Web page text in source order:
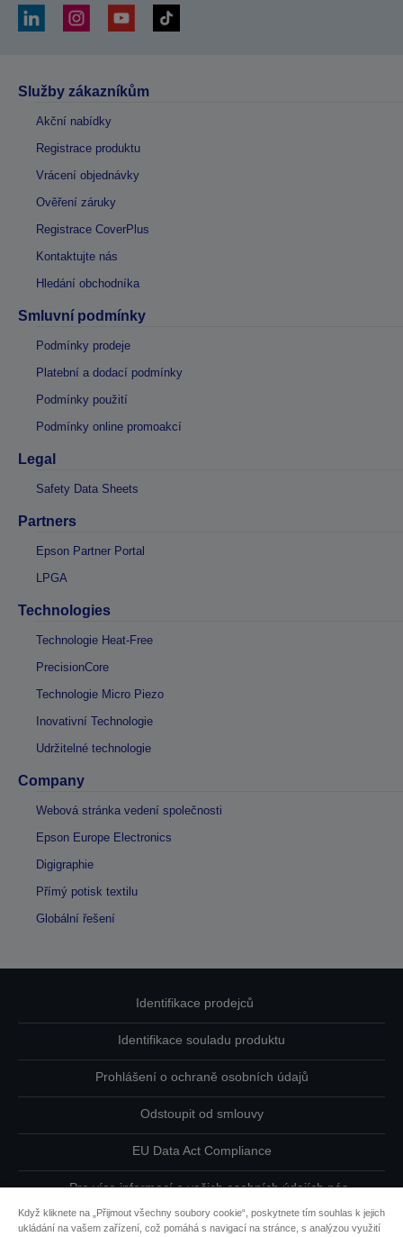
Služby zákazníkům
Akční nabídky
Registrace produktu
Vrácení objednávky
Ověření záruky
Registrace CoverPlus
Kontaktujte nás
Hledání obchodníka
Smluvní podmínky
Podmínky prodeje
Platební a dodací podmínky
Podmínky použití
Podmínky online promoakcí
Legal
Safety Data Sheets
Partners
Epson Partner Portal
LPGA
Technologies
Technologie Heat-Free
PrecisionCore
Technologie Micro Piezo
Inovativní Technologie
Udržitelné technologie
Company
Webová stránka vedení společnosti
Epson Europe Electronics
Digigraphie
Přímý potisk textilu
Globální řešení
Identifikace prodejců
Identifikace souladu produktu
Prohlášení o ochraně osobních údajů
Odstoupit od smlouvy
EU Data Act Compliance
Pro více informací o vašich osobních údajích nás
Když kliknete na „Přijmout všechny soubory cookie“, poskytnete tím souhlas k jejich
ukládání na vašem zařízení, což pomáhá s navigací na stránce, s analýzou využití